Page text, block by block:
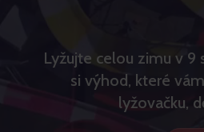
Lyžujte celou zimu v
si výhod, které
lyžovačku,